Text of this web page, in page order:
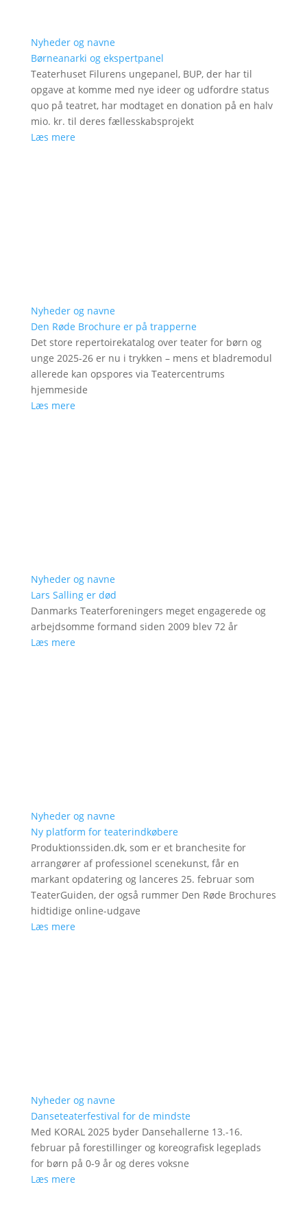
Nyheder og navne
Børneanarki og ekspertpanel
Teaterhuset Filurens ungepanel, BUP, der har til
opgave at komme med nye ideer og udfordre status
quo på teatret, har modtaget en donation på en halv
mio. kr. til deres fællesskabsprojekt
Læs mere
Nyheder og navne
Den Røde Brochure er på trapperne
Det store repertoirekatalog over teater for børn og
unge 2025-26 er nu i trykken – mens et bladremodul
allerede kan opspores via Teatercentrums
hjemmeside
Læs mere
Nyheder og navne
Lars Salling er død
Danmarks Teaterforeningers meget engagerede og
arbejdsomme formand siden 2009 blev 72 år
Læs mere
Nyheder og navne
Ny platform for teaterindkøbere
Produktionssiden.dk, som er et branchesite for
arrangører af professionel scenekunst, får en
markant opdatering og lanceres 25. februar som
TeaterGuiden, der også rummer Den Røde Brochures
hidtidige online-udgave
Læs mere
Nyheder og navne
Danseteaterfestival for de mindste
Med KORAL 2025 byder Dansehallerne 13.-16.
februar på forestillinger og koreografisk legeplads
for børn på 0-9 år og deres voksne
Læs mere